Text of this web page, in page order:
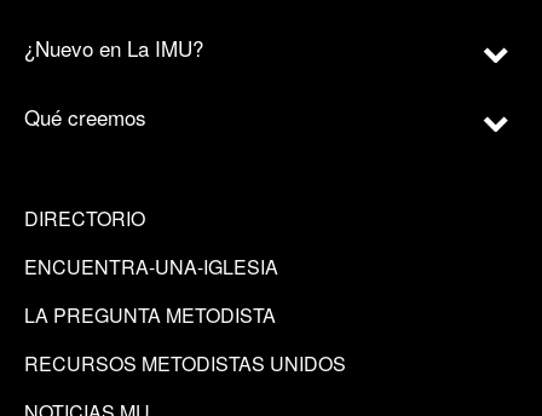
¿Nuevo en La IMU?
Qué creemos
DIRECTORIO
ENCUENTRA-UNA-IGLESIA
LA PREGUNTA METODISTA
RECURSOS METODISTAS UNIDOS